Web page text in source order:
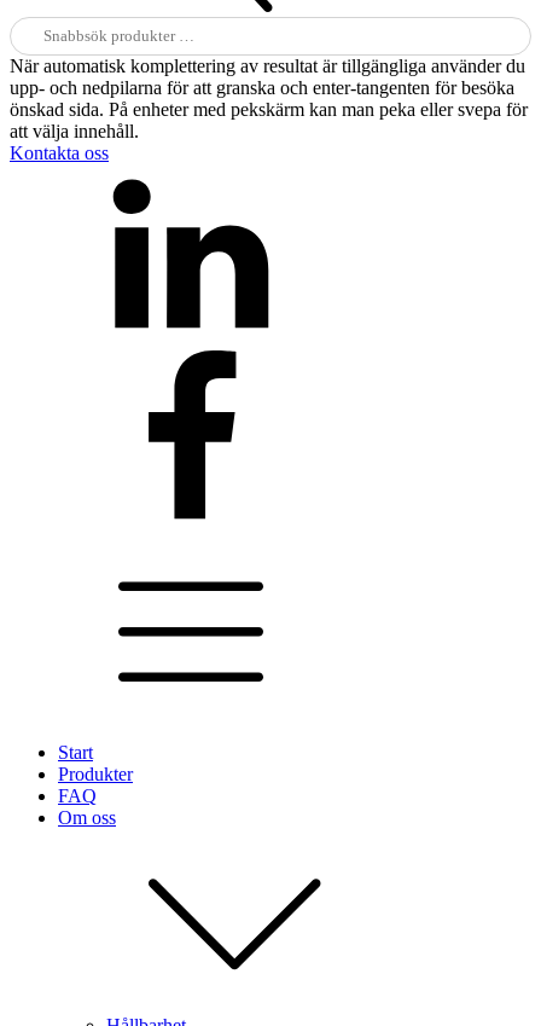
Sök
efter:
När automatisk komplettering av resultat är tillgängliga använder du
upp- och nedpilarna för att granska och enter-tangenten för besöka
önskad sida. På enheter med pekskärm kan man peka eller svepa för
att välja innehåll.
Kontakta oss
Start
Produkter
FAQ
Om oss